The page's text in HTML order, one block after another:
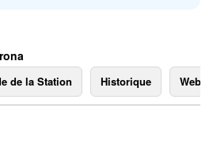
de la Station Historique